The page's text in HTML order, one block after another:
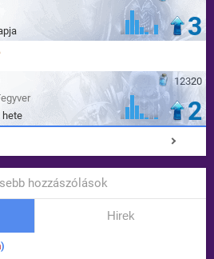
3
12320
hete 2
hozzászólások
Hirek
)